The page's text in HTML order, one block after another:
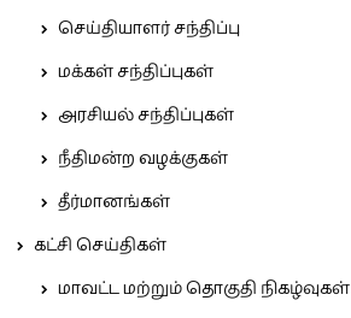
செய்தியாளர் சந்திப்பு
மக்கள் சந்திப்புகள்
அரசியல் சந்திப்புகள்
நீதிமன்ற வழக்குகள்
தீர்மானங்கள்
கட்சி செய்திகள்
மாவட்ட மற்றும் தொகுதி நிகழ்வுகள்